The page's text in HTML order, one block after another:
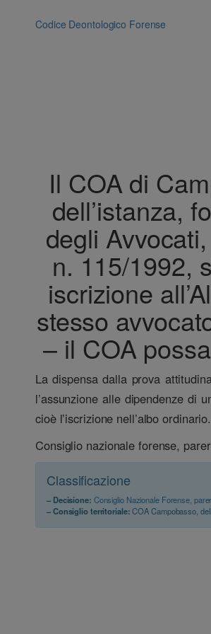
Codice Deontologico Forense
Il COA di
dell’istanza,
degli
n. 115/1992,
iscrizione
stesso
– il COA
La dispensa dalla prova
l’assunzione alle dipendenze di
cioè l’iscrizione nell’albo ordinario.
Consiglio nazionale forense,
Classificazione
– Decisione: Consiglio Nazionale Forense,
– Consiglio territoriale:COA Campobasso,